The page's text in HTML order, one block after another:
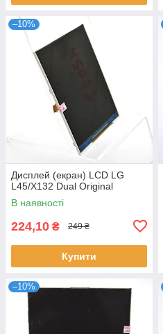
–10%
Дисплей (екран) LCD LG
L45/X132 Dual Original
В наявності
224,10 ₴ 249 ₴
Купити
–10%